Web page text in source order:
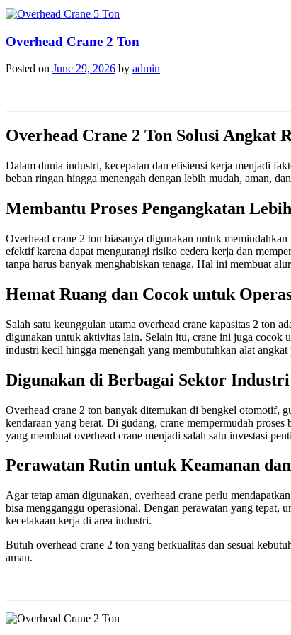
Overhead Crane 2 Ton
Posted on June 29, 2026 by admin
Overhead Crane 2 Ton Solusi
Dalam dunia industri, kecepatan dan efisiensi kerja menjadi
beban ringan hingga menengah dengan lebih mudah, aman,
Membantu Proses Pengangkatan
Overhead crane 2 ton biasanya digunakan untuk
efektif karena dapat mengurangi risiko cedera kerja dan
tanpa harus banyak menghabiskan tenaga. Hal ini membuat
Hemat Ruang dan Cocok untuk
Salah satu keunggulan utama overhead crane kapasitas 2 ton
digunakan untuk aktivitas lain. Selain itu, crane ini juga cocok
industri kecil hingga menengah yang membutuhkan alat
Digunakan di Berbagai Sektor Industri
Overhead crane 2 ton banyak ditemukan di bengkel otomotif,
kendaraan yang berat. Di gudang, crane mempermudah
yang membuat overhead crane menjadi salah satu investasi
Perawatan Rutin untuk Keamanan
Agar tetap aman digunakan, overhead crane perlu
bisa mengganggu operasional. Dengan perawatan yang
kecelakaan kerja di area industri.
Butuh overhead crane 2 ton yang berkualitas dan sesuai
aman.